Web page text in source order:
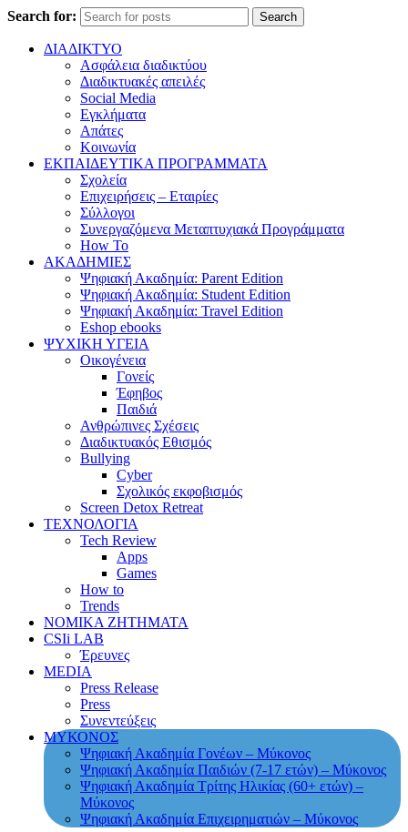
Search for: Search
ΔΙΑΔΙΚΤΥΟ
Ασφάλεια διαδικτύου
Διαδικτυακές απειλές
Social Media
Εγκλήματα
Απάτες
Κοινωνία
ΕΚΠΑΙΔΕΥΤΙΚΑ ΠΡΟΓΡΑΜΜΑΤΑ
Σχολεία
Επιχειρήσεις – Εταιρίες
Σύλλογοι
Συνεργαζόμενα Μεταπτυχιακά Προγράμματα
How To
ΑΚΑΔΗΜΙΕΣ
Ψηφιακή Ακαδημία: Parent Edition
Ψηφιακή Ακαδημία: Student Edition
Ψηφιακή Ακαδημία: Travel Edition
Eshop ebooks
ΨΥΧΙΚΗ ΥΓΕΙΑ
Οικογένεια
Γονείς
Έφηβος
Παιδιά
Ανθρώπινες Σχέσεις
Διαδικτυακός Εθισμός
Bullying
Cyber
Σχολικός εκφοβισμός
Screen Detox Retreat
ΤΕΧΝΟΛΟΓΙΑ
Tech Review
Apps
Games
How to
Trends
ΝΟΜΙΚΑ ΖΗΤΗΜΑΤΑ
CSIi LAB
Έρευνες
MEDIA
Press Release
Press
Συνεντεύξεις
ΜΥΚΟΝΟΣ
Ψηφιακή Ακαδημία Γονέων – Μύκονος
Ψηφιακή Ακαδημία Παιδιών (7-17 ετών) – Μύκονος
Ψηφιακή Ακαδημία Τρίτης Ηλικίας (60+ ετών) –
Μύκονος
Ψηφιακή Ακαδημία Επιχειρηματιών – Μύκονος